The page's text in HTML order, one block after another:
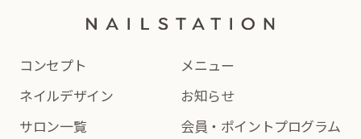
コンセプト
メニュー
ネイルデザイン
お知らせ
サロン一覧
会員・ポイントプログラム